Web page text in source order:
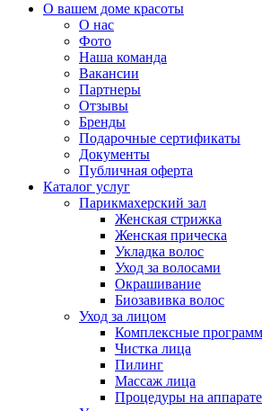
О вашем доме красоты
О нас
Фото
Наша команда
Вакансии
Партнеры
Отзывы
Бренды
Подарочные сертификаты
Документы
Публичная оферта
Каталог услуг
Парикмахерский зал
Женская стрижка
Женская прическа
Укладка волос
Уход за волосами
Окрашивание
Биозавивка волос
Уход за лицом
Комплексные
Чистка лица
Пилинг
Массаж лица
Процедуры на